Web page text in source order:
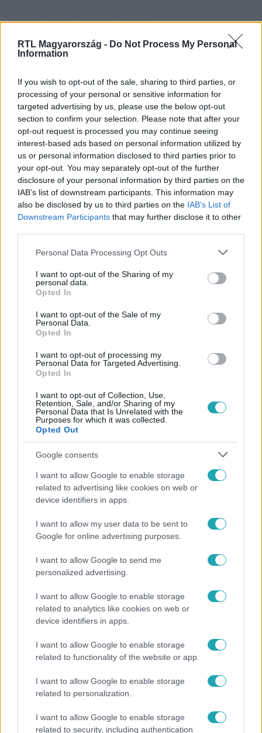
RTL Magyarország - Do Not Process My Personal
Information
If you wish to opt-out of the sale, sharing to third parties, or
processing of your personal or sensitive information for
targeted advertising by us, please use the below opt-out
section to confirm your selection. Please note that after your
opt-out request is processed you may continue seeing
interest-based ads based on personal information utilized by
us or personal information disclosed to third parties prior to
your opt-out. You may separately opt-out of the further
disclosure of your personal information by third parties on the
IAB’s list of downstream participants. This information may
also be disclosed by us to third parties on the IAB’s List of
Downstream Participants that may further disclose it to other
Please note that this website/app uses one or more Google
not limited to your visit or usage behaviour. You may click to
grant or deny consent to Google and its third-party tags to
use your data for below specified purposes in below Google
consent section.
Personal Data Processing Opt Outs
I want to opt-out of the Sharing of my
personal data.
Opted In
I want to opt-out of the Sale of my
Personal Data.
Opted In
I want to opt-out of processing my
Personal Data for Targeted Advertising.
Opted In
I want to opt-out of Collection, Use,
Retention, Sale, and/or Sharing of my
Personal Data that Is Unrelated with the
Purposes for which it was collected.
Opted Out
Google consents
I want to allow Google to enable storage
related to advertising like cookies on web or
device identifiers in apps.
I want to allow my user data to be sent to
Google for online advertising purposes.
I want to allow Google to send me
personalized advertising.
I want to allow Google to enable storage
related to analytics like cookies on web or
device identifiers in apps.
I want to allow Google to enable storage
related to functionality of the website or app.
I want to allow Google to enable storage
related to personalization.
I want to allow Google to enable storage
related to security, including authentication
Kövess minket, és értesülj a friss hírekről a
Facebookon is!
Követem
LAKATOS MÁRK
Népszerű
Kultúra
Hosszú Katinka a dokumentumfilmjében Shane
Tusupról: A medencében minden működött
Veréb Tamás és felesége nagy bejelentést tettek